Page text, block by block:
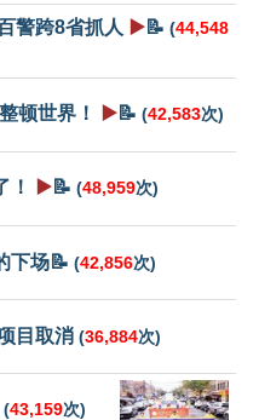
警跨8省抓人 ▶️📝 (44,548
顿世界！ ▶️📝 (42,583次)
！ ▶️📝 (48,959次)
下场📝 (42,856次)
目取消 (36,884次)
(43,159次)